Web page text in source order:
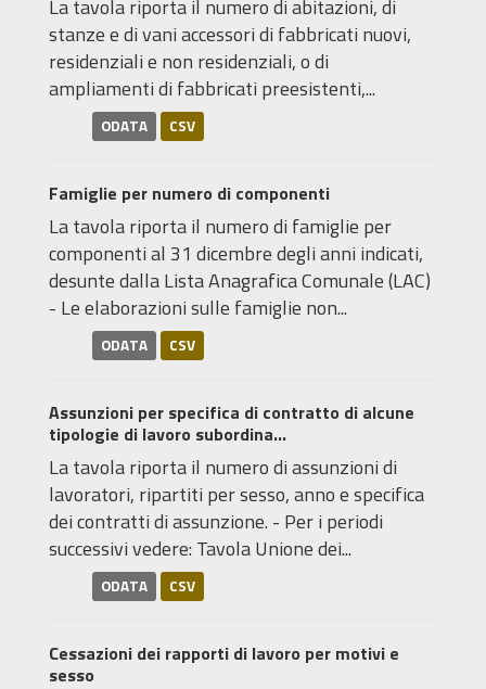
La tavola riporta il numero di abitazioni, di
stanze e di vani accessori di fabbricati nuovi,
residenziali e non residenziali, o di
ampliamenti di fabbricati preesistenti,...
ODATA CSV
Famiglie per numero di componenti
La tavola riporta il numero di famiglie per
componenti al 31 dicembre degli anni indicati,
desunte dalla Lista Anagrafica Comunale (LAC)
- Le elaborazioni sulle famiglie non...
ODATA CSV
Assunzioni per specifica di contratto di alcune
tipologie di lavoro subordina...
La tavola riporta il numero di assunzioni di
lavoratori, ripartiti per sesso, anno e specifica
dei contratti di assunzione. - Per i periodi
successivi vedere: Tavola Unione dei...
ODATA CSV
Cessazioni dei rapporti di lavoro per motivi e
sesso